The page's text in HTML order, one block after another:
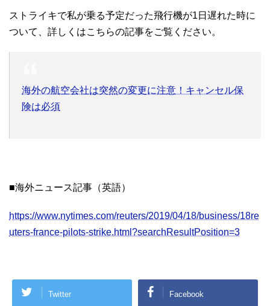
ストライキで私が乗る予定だった飛行機が1日遅れた時に
ついて、詳しくはこちらの記事をご覧ください。
海外の航空会社は突然の変更に注意！キャンセル保
険は必須
■海外ニュース記事（英語）
https://www.nytimes.com/reuters/2019/04/18/business/18re
uters-france-pilots-strike.html?searchResultPosition=3
Twitter Facebook